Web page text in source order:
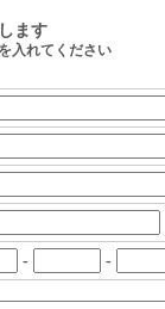
る利用上
)も、当規
て、理解
。
員登録
ます
入れてください
-
-